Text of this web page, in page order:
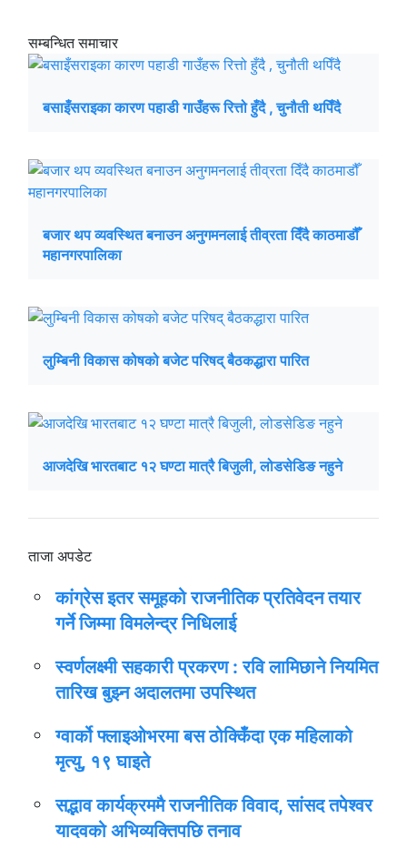
सम्बन्धित समाचार
बसाइँसराइका कारण पहाडी गाउँहरू रित्तो हुँदै , चुनौती थपिँदै
बजार थप व्यवस्थित बनाउन अनुगमनलाई तीव्रता दिँदै काठमाडौँ
महानगरपालिका
लुम्बिनी विकास कोषको बजेट परिषद् बैठकद्धारा पारित
आजदेखि भारतबाट १२ घण्टा मात्रै बिजुली, लोडसेडिङ नहुने
ताजा अपडेट
कांग्रेस इतर समूहको राजनीतिक प्रतिवेदन तयार
गर्ने जिम्मा विमलेन्द्र निधिलाई
स्वर्णलक्ष्मी सहकारी प्रकरण : रवि लामिछाने नियमित
तारिख बुझ्न अदालतमा उपस्थित
ग्वार्को फ्लाइओभरमा बस ठोक्किँदा एक महिलाको
मृत्यु, १९ घाइते
सद्भाव कार्यक्रममै राजनीतिक विवाद, सांसद तपेश्वर
यादवको अभिव्यक्तिपछि तनाव